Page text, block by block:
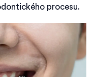
procesu.